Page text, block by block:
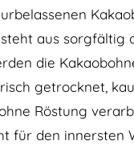
aus sorgfältig
die
getrocknet,
Röstung
für den innersten